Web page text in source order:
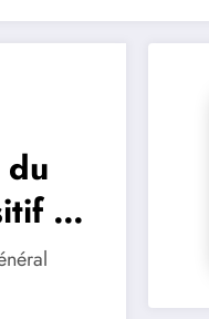
du